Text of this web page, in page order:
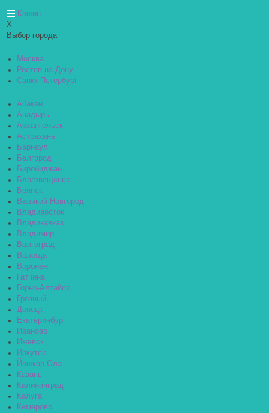
Кашин
X
Выбор города
Москва
Ростов-на-Дону
Санкт-Петербург
Абакан
Анадырь
Архангельск
Астрахань
Барнаул
Белгород
Биробиджан
Благовещенск
Брянск
Великий Новгород
Владивосток
Владикавказ
Владимир
Волгоград
Вологда
Воронеж
Гатчина
Горно-Алтайск
Грозный
Донецк
Екатеринбург
Иваново
Ижевск
Иркутск
Йошкар-Ола
Казань
Калининград
Калуга
Кемерово